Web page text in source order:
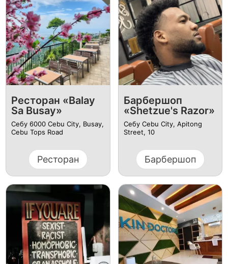
Ресторан «Balay
Sa Busay»
Себу 6000 Cebu City, Busay,
Cebu Tops Road
Ресторан
Барбершоп
«Shetzue's Razor»
Себу Cebu City, Apitong
Street, 10
Барбершоп